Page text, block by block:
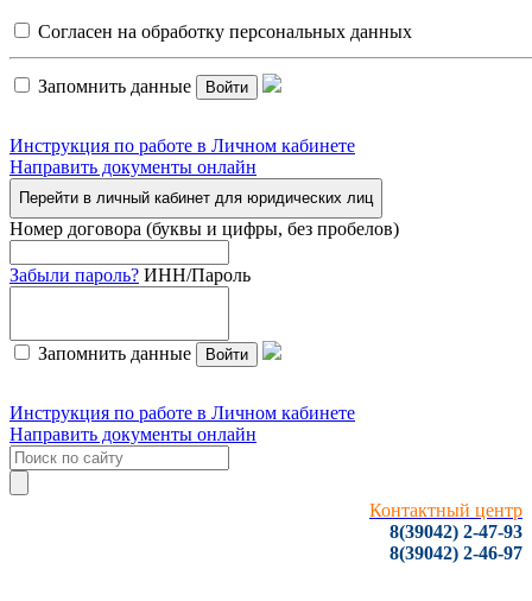
Согласен на обработку персональных данных
Запомнить данные Войти
Инструкция по работе в Личном кабинете
Направить документы онлайн
Перейти в личный кабинет для юридических лиц
Номер договора (буквы и цифры, без пробелов)
Забыли пароль? ИНН/Пароль
Запомнить данные Войти
Инструкция по работе в Личном кабинете
Направить документы онлайн
Контактный центр
8(39042) 2-47-93
8(39042) 2-46-97